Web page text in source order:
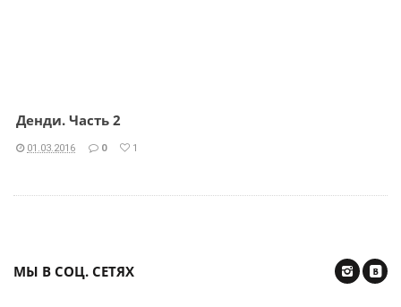
Денди. Часть 2
01.03.2016 0 1
МЫ В СОЦ. СЕТЯХ